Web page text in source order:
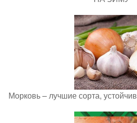
Морковь – лучшие сорта,